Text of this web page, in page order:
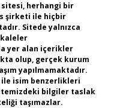
herhangi bir
şirketi ile hiçbir
Sitede yalnızca
yer alan içerikler
olup, gerçek kurum
yapılmamaktadır.
ile isim benzerlikleri
bilgiler taslak
taşımazlar.